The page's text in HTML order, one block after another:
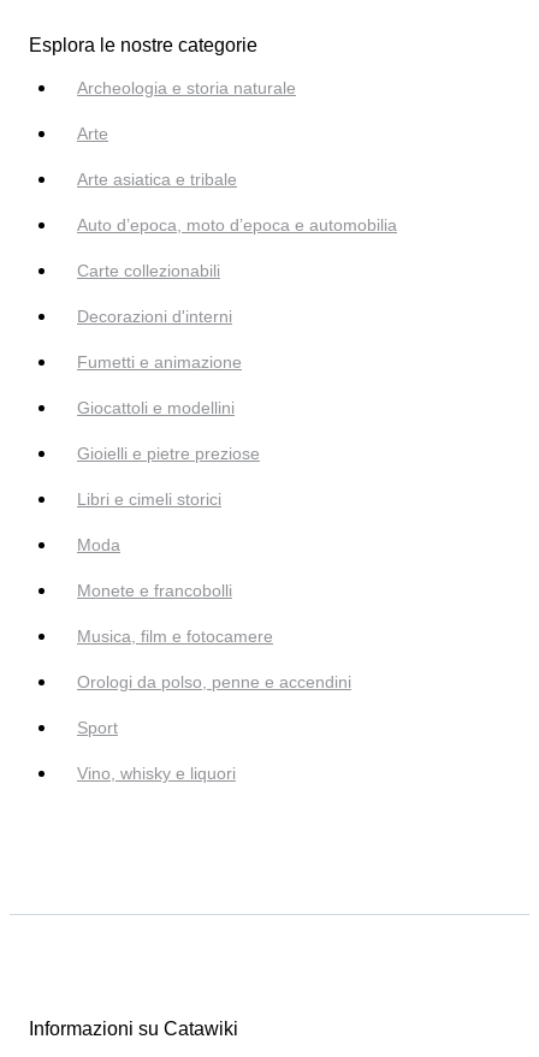
Esplora le nostre categorie
Archeologia e storia naturale
Arte
Arte asiatica e tribale
Auto d’epoca, moto d’epoca e automobilia
Carte collezionabili
Decorazioni d'interni
Fumetti e animazione
Giocattoli e modellini
Gioielli e pietre preziose
Libri e cimeli storici
Moda
Monete e francobolli
Musica, film e fotocamere
Orologi da polso, penne e accendini
Sport
Vino, whisky e liquori
Informazioni su Catawiki